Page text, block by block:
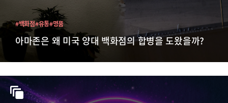
아마존은 왜 미국 양대 백화점의 합병을 도왔을까?
#백화점#유통#명품